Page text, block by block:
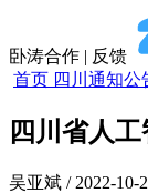
卧涛合作 | 反馈
首页 四川通知公
四川省人
吴亚斌 / 2022-10-